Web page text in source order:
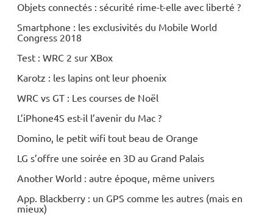
Objets connectés : sécurité rime-t-elle avec liberté ?
Smartphone : les exclusivités du Mobile World
Congress 2018
Test : WRC 2 sur XBox
Karotz : les lapins ont leur phoenix
WRC vs GT : Les courses de Noël
L’iPhone4S est-il l’avenir du Mac ?
Domino, le petit wifi tout beau de Orange
LG s’offre une soirée en 3D au Grand Palais
Another World : autre époque, même univers
App. Blackberry : un GPS comme les autres (mais en
mieux)